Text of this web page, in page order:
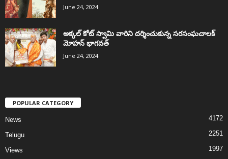
June 24, 2024
అక్కల్‌ కోట్‌ స్వామి వారిని దర్శించుకున్న సరసంఘచాలక్
మోహన్ భాగవత్
June 24, 2024
POPULAR CATEGORY
News 4172
Telugu 2251
Views 1997